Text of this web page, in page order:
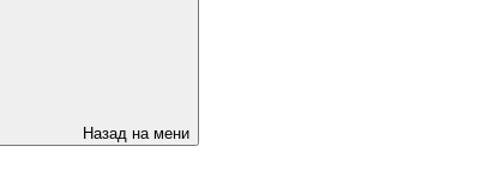
Назад на мени